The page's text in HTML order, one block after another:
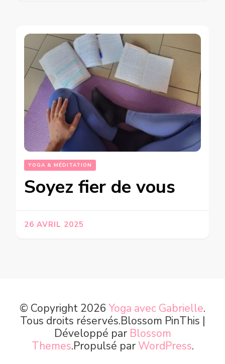
YOGA & MÉDITATION
Soyez fier de vous
26 AVRIL 2025
© Copyright 2026Yoga avec Gabrielle.
Tous droits réservés.Blossom PinThis |
Développé par Blossom
Themes.Propulsé parWordPress.